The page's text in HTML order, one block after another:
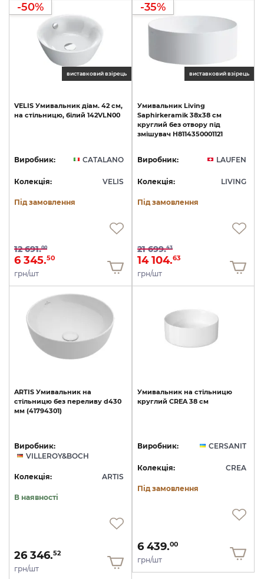
виставковий взірець
-50%
VELIS Умивальник діам. 42 см,
на стільницю, білий 142VLN00
Виробник: CATALANO
Колекція: VELIS
Під замовлення
12 691.00
6 345.50
грн/шт
виставковий взірець
-35%
Умивальник Living
Saphirkeramik 38х38 см
круглий без отвору під
змішувач H8114350001121
Виробник: LAUFEN
Колекція: LIVING
Під замовлення
21 699.43
14 104.63
грн/шт
ARTIS Умивальник на
стільницю без переливу d430
мм (41794301)
Виробник:
VILLEROY&BOCH
Колекція: ARTIS
В наявності
26 346.52
грн/шт
Умивальник на стільницю
круглий CREA 38 см
Виробник: CERSANIT
Колекція: CREA
Під замовлення
6 439.00
грн/шт